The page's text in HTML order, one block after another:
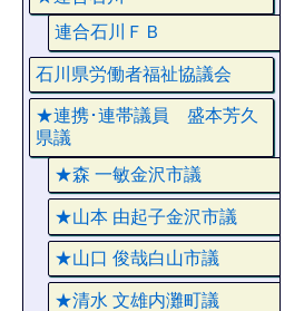
連合石川ＦＢ
石川県労働者福祉協議会
★連携･連帯議員 盛本芳久
県議
★森 一敏金沢市議
★山本 由起子金沢市議
★山口 俊哉白山市議
★清水 文雄内灘町議